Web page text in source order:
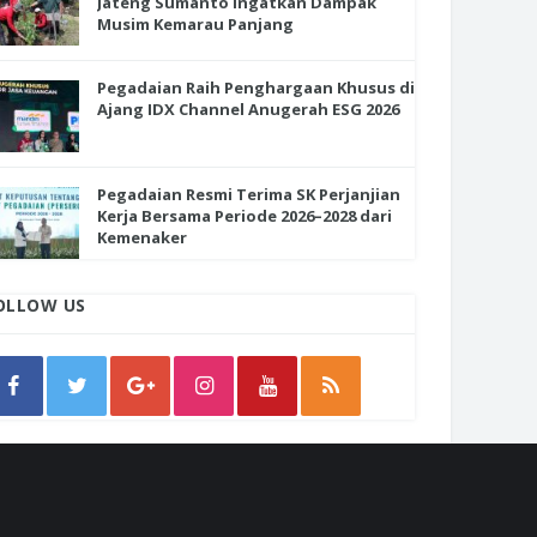
Musim Kemarau Panjang
Pegadaian Raih Penghargaan Khusus di
Ajang IDX Channel Anugerah ESG 2026
Pegadaian Resmi Terima SK Perjanjian
Kerja Bersama Periode 2026–2028 dari
Kemenaker
US